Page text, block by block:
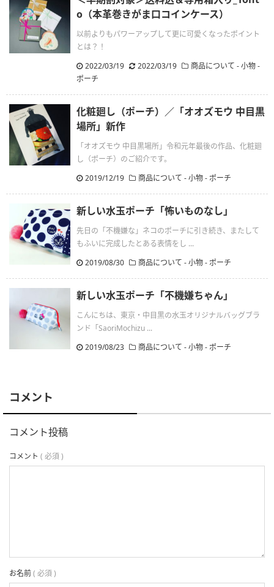
o（本革巻きがま口コインケース）
以前よりもパワーアップして更に可愛くなったポイント
とは？！
2022/03/19
2022/03/19
商品について - 小物 -
ポーチ
化粧廻し（ポーチ）／「オオズモウ 中目黒
場所」新作
「オオズモウ 中目黒場所」令和元年最後の作品、化粧廻
し（ポーチ）のご紹介です。
2019/12/19
商品について - 小物 - ポーチ
新しい水玉ポーチ「怖いものなし」
先日の「不機嫌な」ネコのポーチに引き続き、またして
もふいに完成したとある表情をし ...
2019/08/30
商品について - 小物 - ポーチ
新しい水玉ポーチ「不機嫌ちゃん」
こんにちは、東京・中目黒の水玉オリジナルバッグブラ
ンド「SaoriMochizu ...
2019/08/23
商品について - 小物 - ポーチ
コメント
コメント投稿
コメント ( 必須 )
お名前( 必須 )